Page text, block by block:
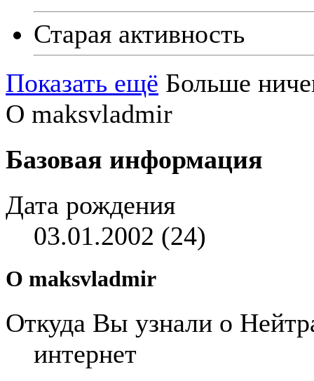
Старая активность
Показать ещё Больше
О maksvladmir
Базовая информация
Дата рождения
03.01.2002 (24)
О maksvladmir
Откуда Вы узнали о
интернет